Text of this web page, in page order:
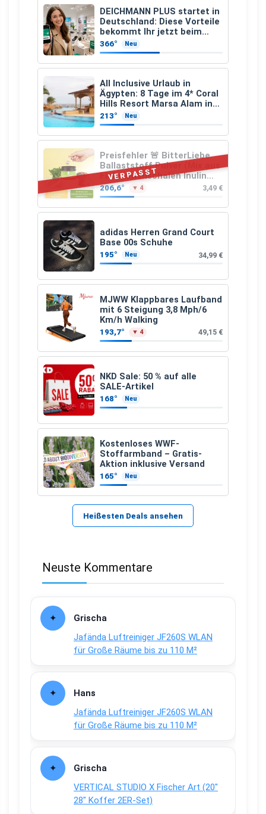
DEICHMANN PLUS startet in
Deutschland: Diese Vorteile
bekommt Ihr jetzt beim
Schuhkauf
366° Neu
All Inclusive Urlaub in
Ägypten: 8 Tage im 4* Coral
Hills Resort Marsa Alam inkl.
Flüge ab 299 € p.P.
213° Neu
VERPASST
Preisfehler 🚨 BitterLiebe
Ballaststoff Pulver (Mix aus
Flohsamenschalen Inulin
(Präbiotika) Leinsamen &
Apfelfaser)
206,6° ▼ 4 3,49 €
adidas Herren Grand Court
Base 00s Schuhe
195° Neu 34,99 €
MJWW Klappbares Laufband
mit 6 Steigung 3,8 Mph/6
Km/h Walking
193,7° ▼ 4 49,15 €
NKD Sale: 50 % auf alle
SALE-Artikel
168° Neu
Kostenloses WWF-
Stoffarmband – Gratis-
Aktion inklusive Versand
165° Neu
Heißesten Deals ansehen
Neuste Kommentare
Grischa
Jafända Luftreiniger JF260S WLAN
für Große Räume bis zu 110 M²
Hans
Jafända Luftreiniger JF260S WLAN
für Große Räume bis zu 110 M²
Grischa
VERTICAL STUDIO X Fischer Art (20″
28″ Koffer 2ER-Set)